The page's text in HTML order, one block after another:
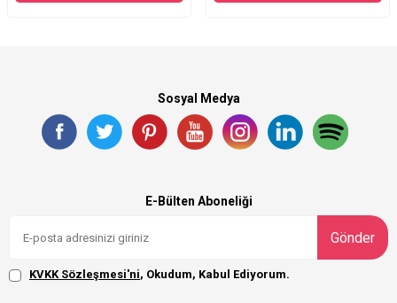
Sosyal Medya
E-Bülten Aboneliği
Gönder
KVKK Sözleşmesi'ni, Okudum, Kabul Ediyorum.